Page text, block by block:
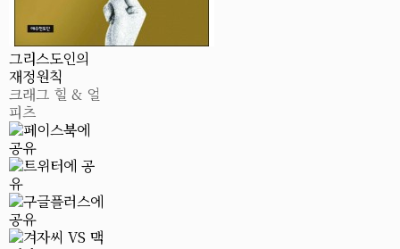
그리스도인의
재정원칙
크래그 힐 & 얼
피츠